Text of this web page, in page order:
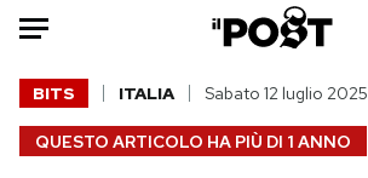
Auto
HOME
QUESTO ARTICOLO HA PIÙ DI 1 ANNO
BITS ITALIA Sabato 12 luglio 2025